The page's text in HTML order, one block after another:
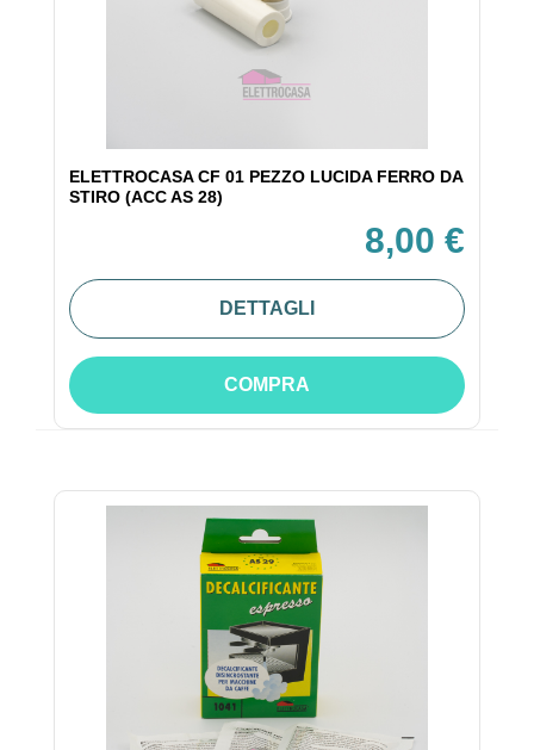
ELETTROCASA CF 01 PEZZO LUCIDA FERRO DA
STIRO (ACC AS 28)
8,00 €
DETTAGLI
COMPRA